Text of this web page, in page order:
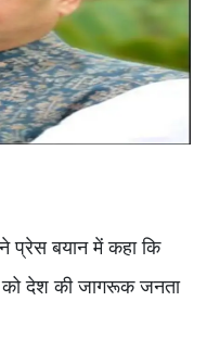
ने प्रेस बयान में कहा कि
को देश की जागरूक जनता